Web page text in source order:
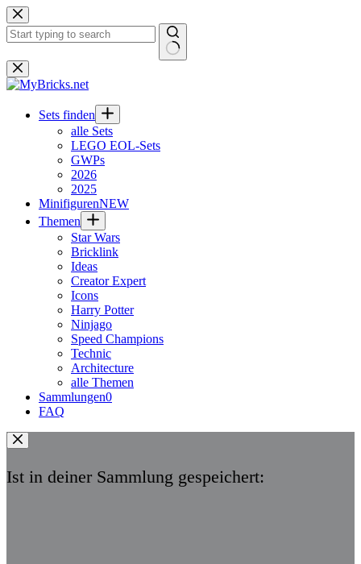
Zum
Inhalt
springen
Keine
Ergebnisse
Sets finden
alle Sets
LEGO EOL-Sets
GWPs
2026
2025
MinifigurenNEW
Themen
Star Wars
Bricklink
Ideas
Creator Expert
Icons
Harry Potter
Ninjago
Speed Champions
Technic
Architecture
alle Themen
Sammlungen0
FAQ
Ist in deiner Sammlung gespeichert: